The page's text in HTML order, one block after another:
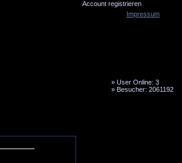
Account registrieren
» User Online: 3
» Besucher: 2061192
Impressum